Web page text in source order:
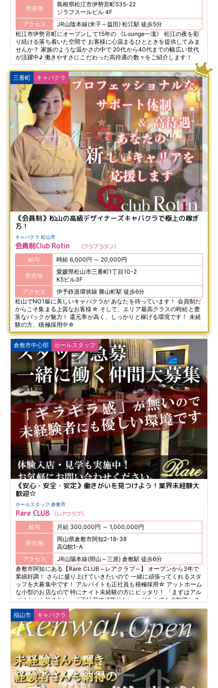
所在地
島根県松江市伊勢宮町535-22
ジラフスールビル 4F
アクセス
JR山陰本線(米子～益田) 松江駅 徒歩5分
松江市伊勢宮町にオープンして15年の 《Lounge一凜》 松江の夜を彩
り続ける落ち着いた空間で お客様に心温まるひとときを提供してみま
せんか？ 家族のような温かさの中で 20代から40代までの幅広い世代
が活躍中♪ 働きやすさにこだわった高待遇の数々をご紹介します！
三番町 キャバクラ
《会員制》松山の高級デザイナーズキャバクラで極上の稼ぎ
方！
キャバクラ 松山市
会員制Club Rotin クラブ ラタン
給与 時給 6,000円 ～ 20,000円
所在地
愛媛県松山市三番町1丁目10-2
K5ビル3F
アクセス
伊予鉄道環状線 勝山町駅 徒歩6分
松山でNO1級に美しいキャバクラが あなたを待っています！ 会員制だ
からこそ集まる上質なお客様☆ そして、エリア最高クラスの時給と豊
富なバックが魅力！ 還元率が高く、しっかりと稼げる環境です！ 未経
験の方、積極採用中☆
倉敷市中心部 ホールスタッフ
《安心・安全・安定》働きがいを見つけよう！業界未経験大
歓迎☆
ホールスタッフ 倉敷市
Rare CLUB レアクラブ
給与 月給 300,000円 ～ 1,000,000円
所在地
岡山県倉敷市阿知2-18-38
高Q館1-A
アクセス
JR山陽本線(岡山～三原) 倉敷駅 徒歩6分
倉敷市阿知にある【Rare CLUB～レアクラブ～】 オープンから3年で
業績好調！ さらに盛り上げていきたいので 一緒に頑張ってくれるスタ
ッフを大募集中です！ アルバイトも正社員も積極採用☆ アットホーム
な小型のお店なので 特にナイト未経験の方にピッタリ！ 「まずはアル
バイトから始めたい」「正社員で頑張りたい」 どちらでも大歓迎しま
す♪
福山市
キャバクラ